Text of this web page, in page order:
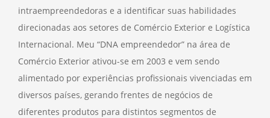
intraempreendedoras e a identificar suas habilidades
direcionadas aos setores de Comércio Exterior e Logística
Internacional. Meu “DNA empreendedor” na área de
Comércio Exterior ativou-se em 2003 e vem sendo
alimentado por experiências profissionais vivenciadas em
diversos países, gerando frentes de negócios de
diferentes produtos para distintos segmentos de